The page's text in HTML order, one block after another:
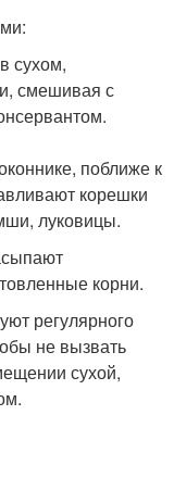
сухом,
смешивая с
поближе к
корешки
луковицы.
корни.
регулярного
не вызвать
сухой,